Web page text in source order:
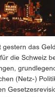
gestern das
die Schweiz
(Netz-)